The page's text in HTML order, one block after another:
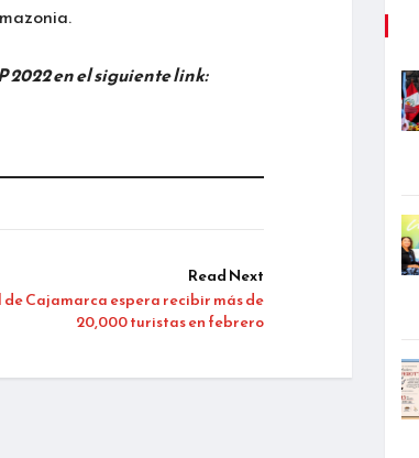
2022 en el siguiente link:
Read Next
Cajamarca espera recibir más de
20,000 turistas en febrero